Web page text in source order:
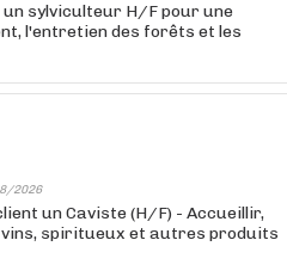
sylviculteur H/F pour une
l'entretien des forêts et les
2026
un Caviste (H/F) - Accueillir,
vins, spiritueux et autres produits